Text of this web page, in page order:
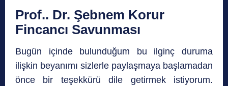
Prof.. Dr. Şebnem Korur
Fincancı Savunması
Bugün içinde bulunduğum bu ilginç duruma
ilişkin beyanımı sizlerle paylaşmaya başlamadan
önce bir teşekkürü dile getirmek istiyorum.